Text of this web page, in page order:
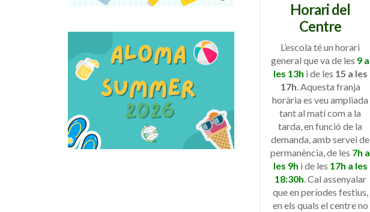
Horari del
Centre
L’escola té un horari
general que va de les 9 a
les 13h i de les 15 a les
17h. Aquesta franja
horària es veu ampliada
tant al matí com a la
tarda, en funció de la
demanda, amb servei de
permanència, de les 7h a
les 9h i de les 17h a les
18:30h. Cal assenyalar
que en períodes festius,
en els quals el centre no